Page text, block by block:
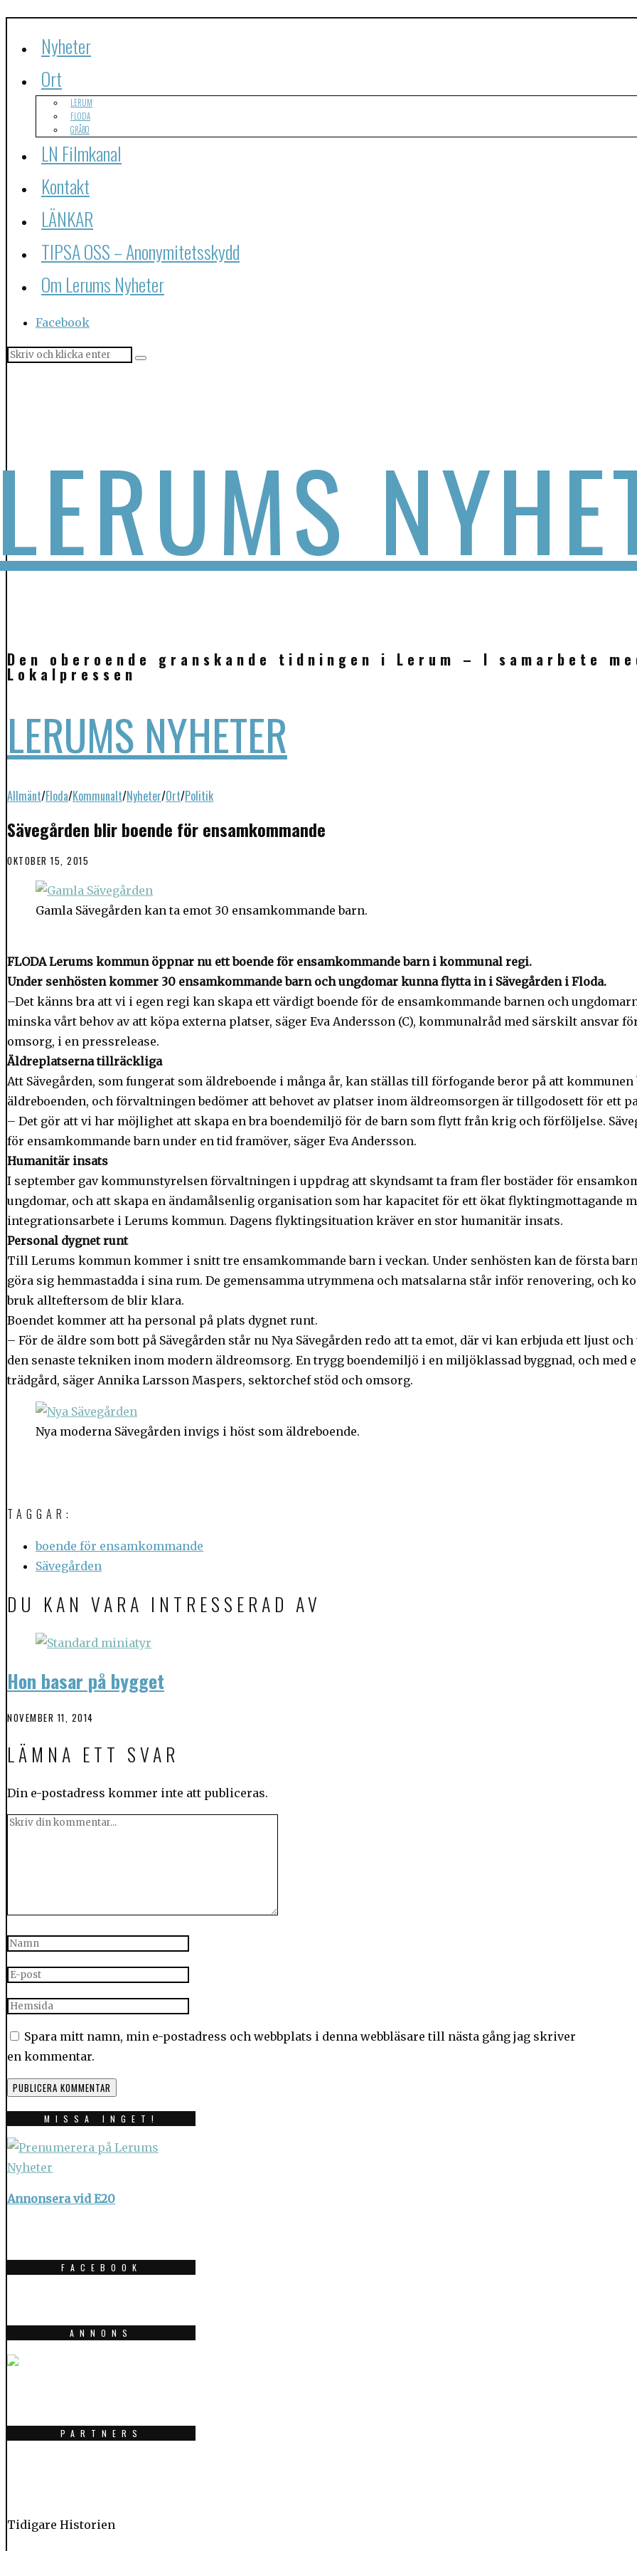
Nyheter
Ort
LERUM
FLODA
GRÅBO
LN Filmkanal
Kontakt
LÄNKAR
TIPSA OSS – Anonymitetsskydd
Om Lerums Nyheter
Facebook
Den oberoende granskande tidningen i Lerum – I samarbete
Lokalpressen
LERUMS NYHETER
Allmänt/Floda/Kommunalt/Nyheter/Ort/Politik
Sävegården blir boende för ensamkommande
OKTOBER 15, 2015
Gamla Sävegården kan ta emot 30 ensamkommande barn.
FLODA Lerums kommun öppnar nu ett boende för ensamkommande barn i kommunal regi.
Under senhösten kommer 30 ensamkommande barn och ungdomar kunna flytta in i Sävegården i Floda.
–Det känns bra att vi i egen regi kan skapa ett värdigt boende för de ensamkommande barnen och
minska vårt behov av att köpa externa platser, säger Eva Andersson (C), kommunalråd med särskilt ansvar
omsorg, i en pressrelease.
Äldreplatserna tillräckliga
Att Sävegården, som fungerat som äldreboende i många år, kan ställas till förfogande beror på att kommunen
äldreboenden, och förvaltningen bedömer att behovet av platser inom äldreomsorgen är tillgodosett för ett
– Det gör att vi har möjlighet att skapa en bra boendemiljö för de barn som flytt från krig och förföljelse.
för ensamkommande barn under en tid framöver, säger Eva Andersson.
Humanitär insats
I september gav kommunstyrelsen förvaltningen i uppdrag att skyndsamt ta fram fler bostäder för
ungdomar, och att skapa en ändamålsenlig organisation som har kapacitet för ett ökat flyktingmottagande
integrationsarbete i Lerums kommun. Dagens flyktingsituation kräver en stor humanitär insats.
Personal dygnet runt
Till Lerums kommun kommer i snitt tre ensamkommande barn i veckan. Under senhösten kan de första
göra sig hemmastadda i sina rum. De gemensamma utrymmena och matsalarna står inför renovering, och
bruk allteftersom de blir klara.
Boendet kommer att ha personal på plats dygnet runt.
– För de äldre som bott på Sävegården står nu Nya Sävegården redo att ta emot, där vi kan erbjuda ett ljust
den senaste tekniken inom modern äldreomsorg. En trygg boendemiljö i en miljöklassad byggnad, och med
trädgård, säger Annika Larsson Maspers, sektorchef stöd och omsorg.
Nya moderna Sävegården invigs i höst som äldreboende.
TAGGAR:
boende för ensamkommande
Sävegården
DU KAN VARA INTRESSERAD AV
Hon basar på bygget
NOVEMBER 11, 2014
LÄMNA ETT SVAR
Din e-postadress kommer inte att publiceras.
Spara mitt namn, min e-postadress och webbplats i denna webbläsare till nästa gång jag skriver
en kommentar.
MISSA INGET!
Annonsera vid E20
FACEBOOK
ANNONS
PARTNERS
Tidigare Historien